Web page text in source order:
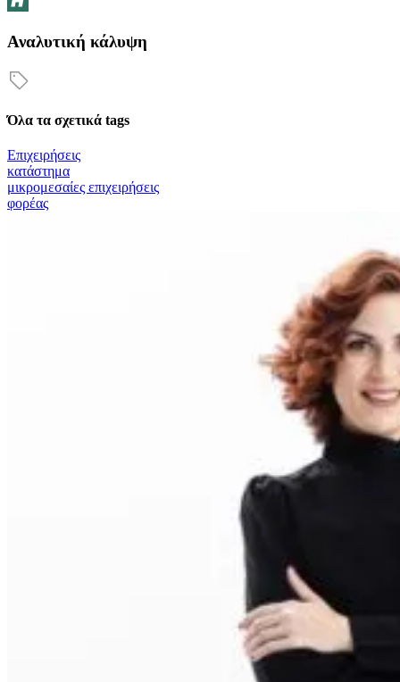
Αναλυτική κάλυψη
Όλα τα σχετικά tags
Επιχειρήσεις
κατάστημα
μικρομεσαίες επιχειρήσεις
φορέας